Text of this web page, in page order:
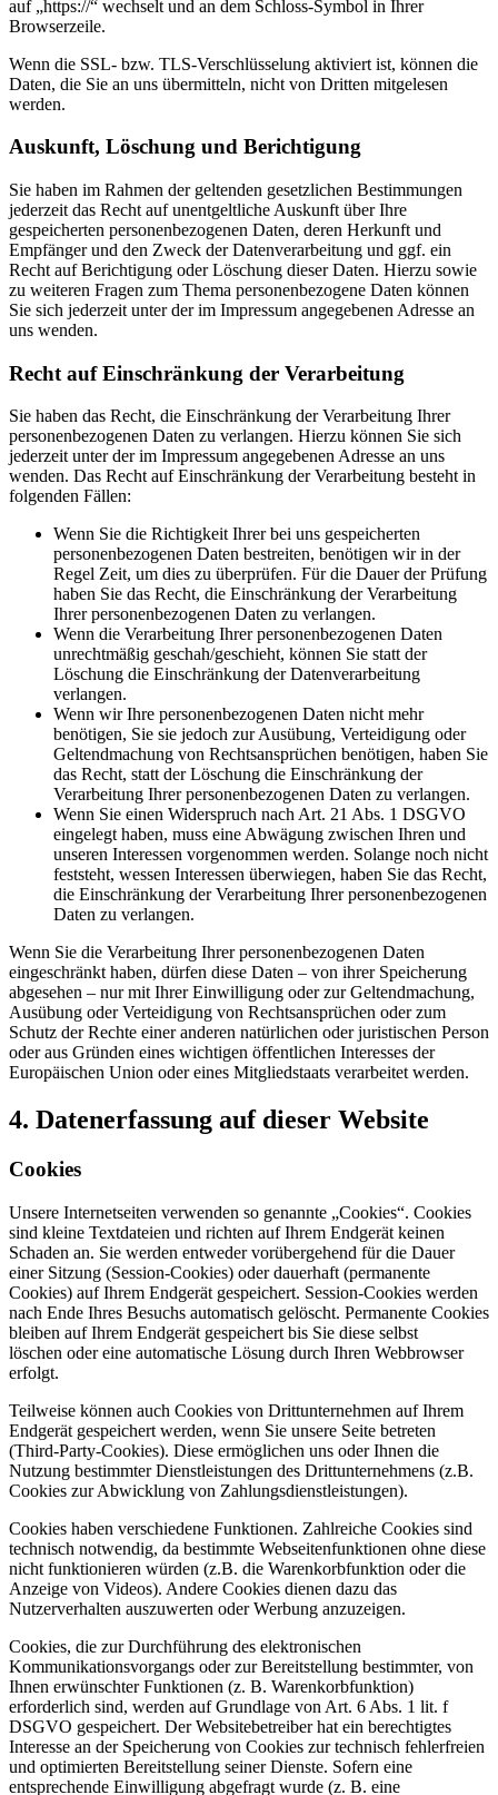
auf „https://“ wechselt und an dem Schloss-Symbol in Ihrer
Browserzeile.
Wenn die SSL- bzw. TLS-Verschlüsselung aktiviert ist, können die
Daten, die Sie an uns übermitteln, nicht von Dritten mitgelesen
werden.
Auskunft, Löschung und Berichtigung
Sie haben im Rahmen der geltenden gesetzlichen Bestimmungen
jederzeit das Recht auf unentgeltliche Auskunft über Ihre
gespeicherten personenbezogenen Daten, deren Herkunft und
Empfänger und den Zweck der Datenverarbeitung und ggf. ein
Recht auf Berichtigung oder Löschung dieser Daten. Hierzu sowie
zu weiteren Fragen zum Thema personenbezogene Daten können
Sie sich jederzeit unter der im Impressum angegebenen Adresse an
uns wenden.
Recht auf Einschränkung der Verarbeitung
Sie haben das Recht, die Einschränkung der Verarbeitung Ihrer
personenbezogenen Daten zu verlangen. Hierzu können Sie sich
jederzeit unter der im Impressum angegebenen Adresse an uns
wenden. Das Recht auf Einschränkung der Verarbeitung besteht in
folgenden Fällen:
Wenn Sie die Richtigkeit Ihrer bei uns gespeicherten
personenbezogenen Daten bestreiten, benötigen wir in der
Regel Zeit, um dies zu überprüfen. Für die Dauer der Prüfung
haben Sie das Recht, die Einschränkung der Verarbeitung
Ihrer personenbezogenen Daten zu verlangen.
Wenn die Verarbeitung Ihrer personenbezogenen Daten
unrechtmäßig geschah/geschieht, können Sie statt der
Löschung die Einschränkung der Datenverarbeitung
verlangen.
Wenn wir Ihre personenbezogenen Daten nicht mehr
benötigen, Sie sie jedoch zur Ausübung, Verteidigung oder
Geltendmachung von Rechtsansprüchen benötigen, haben Sie
das Recht, statt der Löschung die Einschränkung der
Verarbeitung Ihrer personenbezogenen Daten zu verlangen.
Wenn Sie einen Widerspruch nach Art. 21 Abs. 1 DSGVO
eingelegt haben, muss eine Abwägung zwischen Ihren und
unseren Interessen vorgenommen werden. Solange noch nicht
feststeht, wessen Interessen überwiegen, haben Sie das Recht,
die Einschränkung der Verarbeitung Ihrer personenbezogenen
Daten zu verlangen.
Wenn Sie die Verarbeitung Ihrer personenbezogenen Daten
eingeschränkt haben, dürfen diese Daten – von ihrer Speicherung
abgesehen – nur mit Ihrer Einwilligung oder zur Geltendmachung,
Ausübung oder Verteidigung von Rechtsansprüchen oder zum
Schutz der Rechte einer anderen natürlichen oder juristischen Person
oder aus Gründen eines wichtigen öffentlichen Interesses der
Europäischen Union oder eines Mitgliedstaats verarbeitet werden.
4. Datenerfassung auf dieser Website
Cookies
Unsere Internetseiten verwenden so genannte „Cookies“. Cookies
sind kleine Textdateien und richten auf Ihrem Endgerät keinen
Schaden an. Sie werden entweder vorübergehend für die Dauer
einer Sitzung (Session-Cookies) oder dauerhaft (permanente
Cookies) auf Ihrem Endgerät gespeichert. Session-Cookies werden
nach Ende Ihres Besuchs automatisch gelöscht. Permanente Cookies
bleiben auf Ihrem Endgerät gespeichert bis Sie diese selbst
löschen oder eine automatische Lösung durch Ihren Webbrowser
erfolgt.
Teilweise können auch Cookies von Drittunternehmen auf Ihrem
Endgerät gespeichert werden, wenn Sie unsere Seite betreten
(Third-Party-Cookies). Diese ermöglichen uns oder Ihnen die
Nutzung bestimmter Dienstleistungen des Drittunternehmens (z.B.
Cookies zur Abwicklung von Zahlungsdienstleistungen).
Cookies haben verschiedene Funktionen. Zahlreiche Cookies sind
technisch notwendig, da bestimmte Webseitenfunktionen ohne diese
nicht funktionieren würden (z.B. die Warenkorbfunktion oder die
Anzeige von Videos). Andere Cookies dienen dazu das
Nutzerverhalten auszuwerten oder Werbung anzuzeigen.
Cookies, die zur Durchführung des elektronischen
Kommunikationsvorgangs oder zur Bereitstellung bestimmter, von
Ihnen erwünschter Funktionen (z. B. Warenkorbfunktion)
erforderlich sind, werden auf Grundlage von Art. 6 Abs. 1 lit. f
DSGVO gespeichert. Der Websitebetreiber hat ein berechtigtes
Interesse an der Speicherung von Cookies zur technisch fehlerfreien
und optimierten Bereitstellung seiner Dienste. Sofern eine
entsprechende Einwilligung abgefragt wurde (z. B. eine